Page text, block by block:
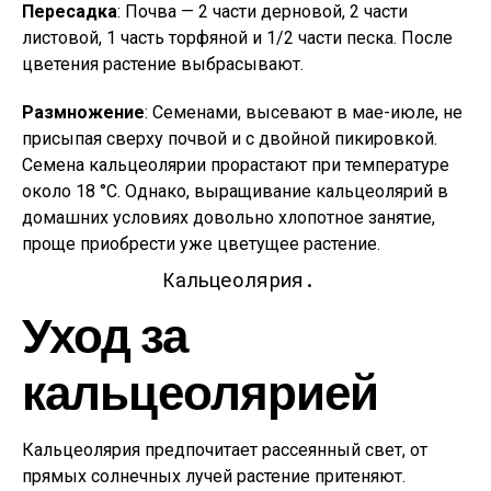
Пересадка: Почва — 2 части дерновой, 2 части
листовой, 1 часть торфяной и 1/2 части песка. После
цветения растение выбрасывают.
Размножение: Семенами, высевают в мае-июле, не
присыпая сверху почвой и с двойной пикировкой.
Семена кальцеолярии прорастают при температуре
около 18 °С. Однако, выращивание кальцеолярий в
домашних условиях довольно хлопотное занятие,
проще приобрести уже цветущее растение.
Кальцеолярия.
Уход за
кальцеолярией
Кальцеолярия предпочитает рассеянный свет, от
прямых солнечных лучей растение притеняют.